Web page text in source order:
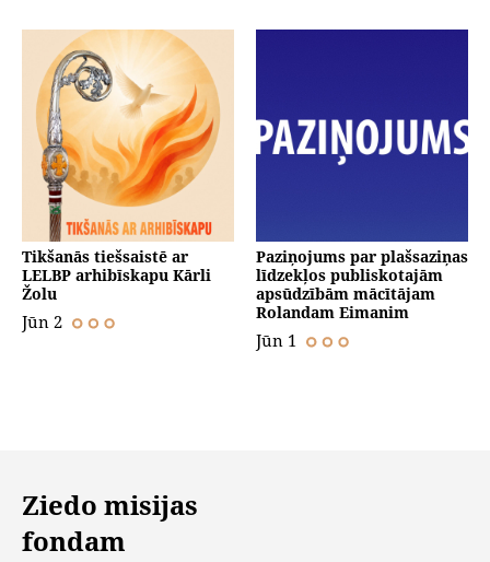
Tikšanās tiešsaistē ar
LELBP arhibīskapu Kārli
Žolu
Jūn 2
Paziņojums par plašsaziņas
līdzekļos publiskotajām
apsūdzībām mācītājam
Rolandam Eimanim
Jūn 1
Ziedo misijas
fondam